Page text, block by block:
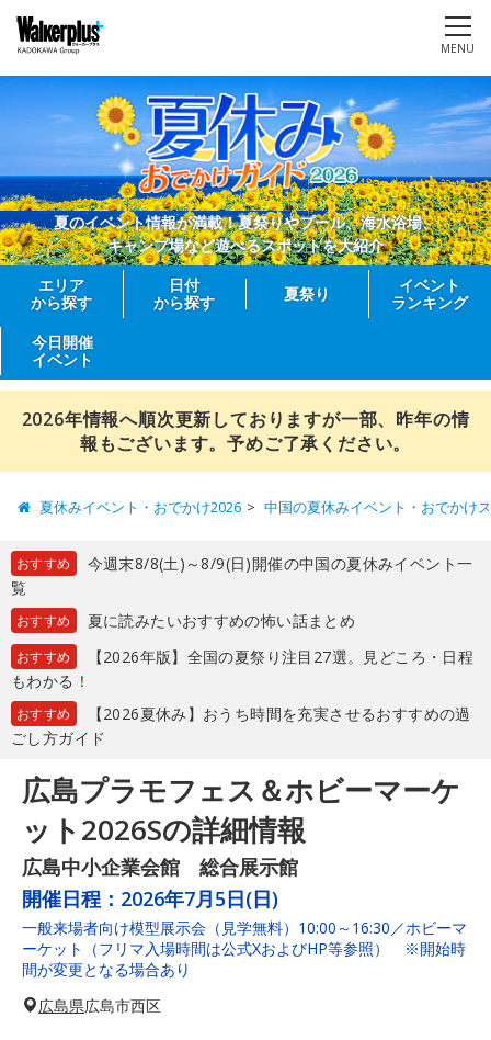
MENU
夏のイベント情報が満載！夏祭りやプール、海水浴場、
キャンプ場など遊べるスポットを大紹介
エリア
から探す
日付
から探す
夏祭り
イベント
ランキング
今日開催
イベント
2026年情報へ順次更新しておりますが一部、昨年の情
報もございます。予めご了承ください。
夏休みイベント・おでかけ2026 中国の夏休みイベント・おでかけ
おすすめ
今週末8/8(土)～8/9(日)開催の中国の夏休みイベント一
覧
おすすめ 夏に読みたいおすすめの怖い話まとめ
おすすめ
【2026年版】全国の夏祭り注目27選。見どころ・日程
もわかる！
おすすめ
【2026夏休み】おうち時間を充実させるおすすめの過
ごし方ガイド
広島プラモフェス＆ホビーマーケ
ット2026Sの詳細情報
広島中小企業会館 総合展示館
開催日程： 2026年7月5日(日)
一般来場者向け模型展示会（見学無料）10:00～16:30／ホビーマ
ーケット（フリマ入場時間は公式XおよびHP等参照） ※開始時
間が変更となる場合あり
広島県広島市西区